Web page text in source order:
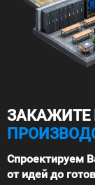
ЗАКАЖИТЕ
Спроектируем
от идей до